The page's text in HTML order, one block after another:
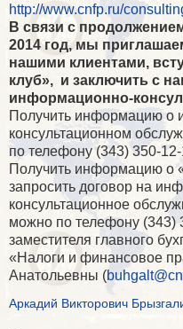
http://www.cnfp.ru/
В связи с
2014 год, мы
нашими клиентами,
клуб», и заключить с
информационно-
Получить информацию о
консультационном
по телефону (343) 350-
Получить информацию о
запросить договор на
консультационное
можно по телефону (343)
заместителя главного
«Налоги и финансовое
Анатольевны (buhgalt@
Аркадий Викторович